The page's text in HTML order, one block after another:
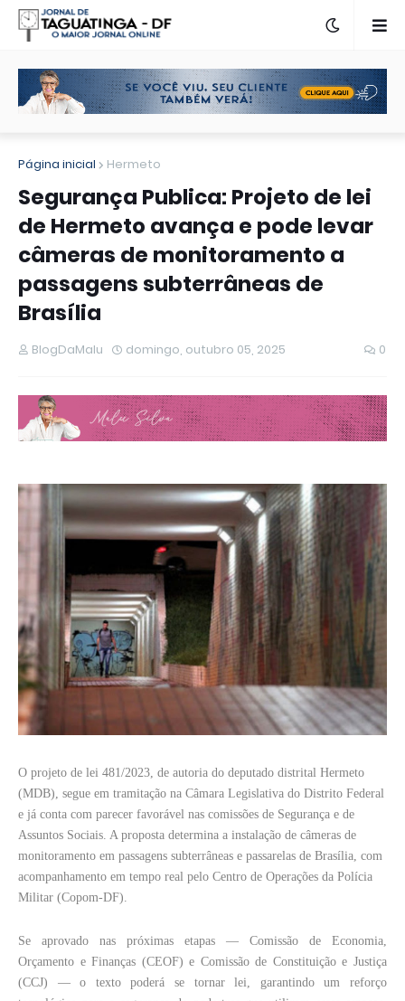
Página inicial Hermeto
Segurança Publica: Projeto de lei
de Hermeto avança e pode levar
câmeras de monitoramento a
passagens subterrâneas de
Brasília
BlogDaMalu domingo, outubro 05, 2025 0
O projeto de lei 481/2023, de autoria do deputado distrital Hermeto
(MDB), segue em tramitação na Câmara Legislativa do Distrito Federal
e já conta com parecer favorável nas comissões de Segurança e de
Assuntos Sociais. A proposta determina a instalação de câmeras de
monitoramento em passagens subterrâneas e passarelas de Brasília, com
acompanhamento em tempo real pelo Centro de Operações da Polícia
Militar (Copom-DF).
Se aprovado nas próximas etapas — Comissão de Economia,
Orçamento e Finanças (CEOF) e Comissão de Constituição e Justiça
(CCJ) — o texto poderá se tornar lei, garantindo um reforço